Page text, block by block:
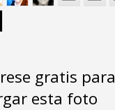
gratis para
esta foto